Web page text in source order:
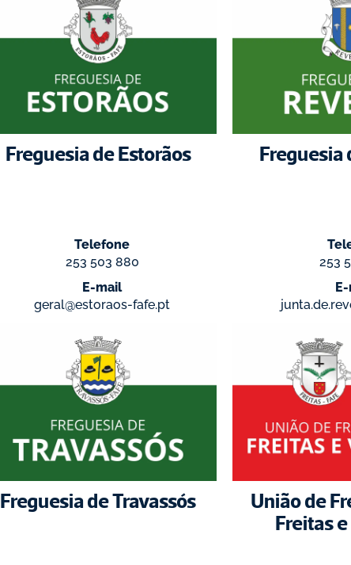
Freguesia de Estorãos
Telefone
253 503 880
E-mail
geral@estoraos-fafe.pt
Freguesia
253
Freguesia de Travassós
União de
Freitas